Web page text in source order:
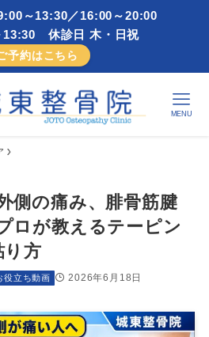
～13:30／16:00～20:00
13:30 休診日 木・日祝
予約はこちら
MENU
側の痛み、腓骨筋腱
ロが教えるテーピン
り方
役立ち動画 2026年6月18日